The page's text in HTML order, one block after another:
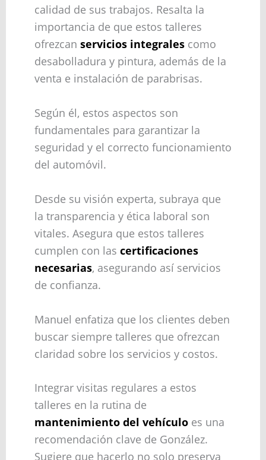
calidad de sus trabajos. Resalta la
importancia de que estos talleres
ofrezcan servicios integralescomo
desabolladura y pintura, además de la
venta e instalación de parabrisas.
Según él, estos aspectos son
fundamentales para garantizar la
seguridad y el correcto funcionamiento
del automóvil.
Desde su visión experta, subraya que
la transparencia y ética laboral son
vitales. Asegura que estos talleres
cumplen con las certificaciones
necesarias, asegurando así servicios
de confianza.
Manuel enfatiza que los clientes deben
buscar siempre talleres que ofrezcan
claridad sobre los servicios y costos.
Integrar visitas regulares a estos
talleres en la rutina de
mantenimiento del vehículoes una
recomendación clave de González.
Sugiere que hacerlo no solo preserva